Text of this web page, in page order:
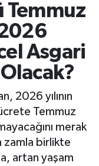
Temmuz
Asgari
2026 yılının
Temmuz
merak
zamla birlikte
artan yaşam